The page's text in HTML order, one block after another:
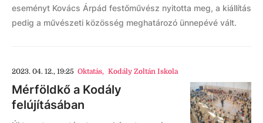
eseményt Kovács Árpád festőművész nyitotta meg, a kiállítás
pedig a művészeti közösség meghatározó ünnepévé vált.
2023. 04. 12., 19:25 Oktatás, Kodály Zoltán Iskola
Mérföldkő a Kodály
felújításában